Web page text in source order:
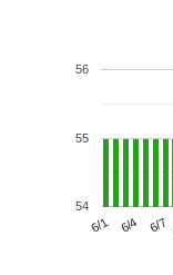
6/1 6/4 6/7
54
55
56